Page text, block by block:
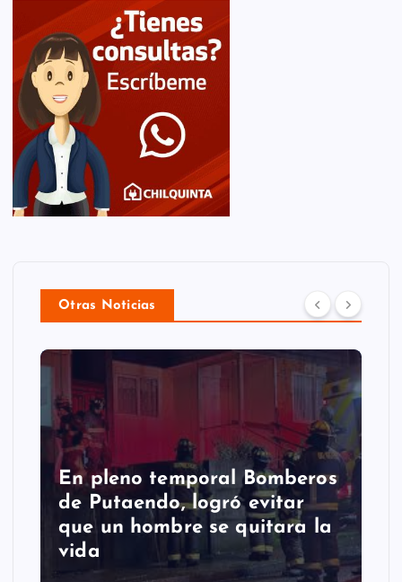
Otras Noticias
Putaendo espera al
Sernageomin para analizar
retiro de enorme roca que
cayó en la comuna